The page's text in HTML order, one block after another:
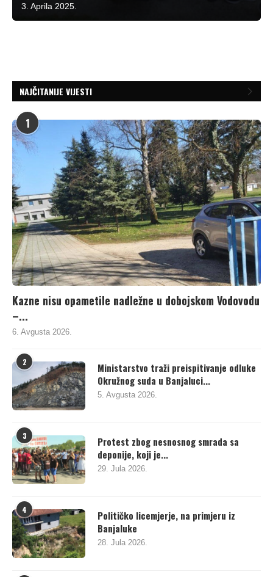
3. Aprila 2025.
NAJČITANIJE VIJESTI
1
Kazne nisu opametile nadležne u dobojskom Vodovodu
–...
6. Avgusta 2026.
2
Ministarstvo traži preispitivanje odluke
Okružnog suda u Banjaluci...
5. Avgusta 2026.
3
Protest zbog nesnosnog smrada sa
deponije, koji je...
29. Jula 2026.
4
Političko licemjerje, na primjeru iz
Banjaluke
28. Jula 2026.